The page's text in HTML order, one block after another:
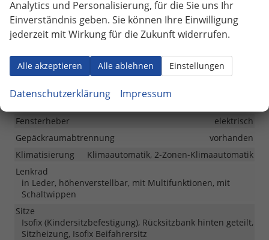
Induktionsladestation, USB, Radio, Radio DAB,
Bluetooth, 10 Zoll Bordcomputer, SmartLink, LED-
Innen
Ambiente-Beleuchtung
Fensterheber
elektrisch
Gepäckraumabtrennung
vorhanden
Klimatisierung
Klimaautomatik, 2-Zonen-Klimaautomatik
Lenkrad
in Leder, höhenverstellbar, mit Multifunktionen, mit
Schaltwippen
Sitze
Isofix (Kindersitzbefestigung), Rücksitzbank hinten geteilt,
Sitzheizung, Isofix Beifahrersitz
Analytics und Personalisierung, für die Sie uns Ihr
Einverständnis geben. Sie können Ihre Einwilligung
jederzeit mit Wirkung für die Zukunft widerrufen.
Alle akzeptieren Alle ablehnen Einstellungen
Datenschutzerklärung Impressum